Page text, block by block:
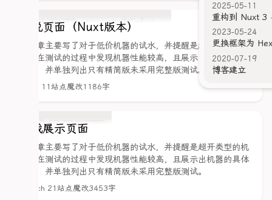
说说页面（Nuxt版本）
该文章主要写了对于低价机器的试水，并提醒是超开类型的机
器。在测试的过程中发现机器性能较高，且展示出机器的具体
价格，并单独列出只有精简版未采用完整版测试。
April 11 站点魔改1186字
游戏展示页面
该文章主要写了对于低价机器的试水，并提醒是超开类型的机
器。在测试的过程中发现机器性能较高，且展示出机器的具体
价格，并单独列出只有精简版未采用完整版测试。
March 21 站点魔改3453字
2025-05-11
重构到 Nuxt
2023-05-24
更换框架为
2020-07-19
博客建立